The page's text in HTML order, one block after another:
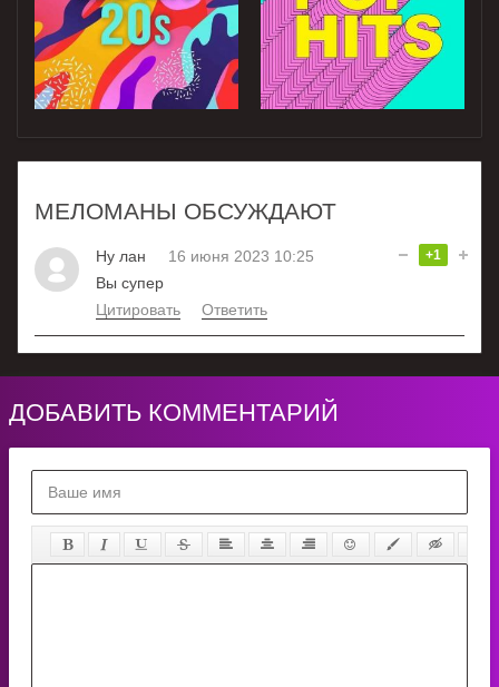
МЕЛОМАНЫ ОБСУЖДАЮТ
+1
Ну лан
16 июня 2023 10:25
Вы супер
Цитировать
Ответить
ДОБАВИТЬ КОММЕНТАРИЙ